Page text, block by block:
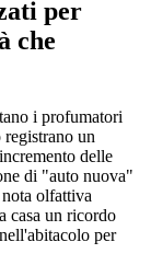
per
che
i profumatori
un
delle
di "auto nuova"
olfattiva
casa un ricordo
per